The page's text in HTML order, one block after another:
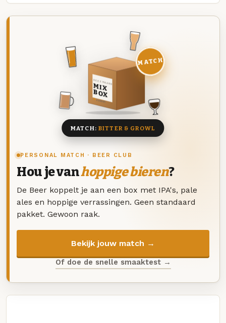
PERSONAL MATCH · BEER CLUB
Hou je vanhoppige bieren?
De Beer koppelt je aan een box met IPA's, pale
ales en hoppige verrassingen. Geen standaard
pakket. Gewoon raak.
Bekijk jouw match →
Of doe de snelle smaaktest →
DEZE MAAND
MIX
BOX
8 BIEREN
MATCH
MATCH: BITTER & GROWL